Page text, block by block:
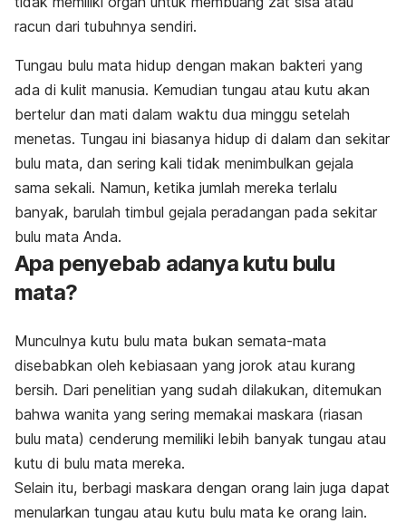
racun dari tubuhnya sendiri.
Tungau bulu mata hidup dengan makan bakteri yang
ada di kulit manusia. Kemudian tungau atau kutu akan
bertelur dan mati dalam waktu dua minggu setelah
menetas. Tungau ini biasanya hidup di dalam dan sekitar
bulu mata, dan sering kali tidak menimbulkan gejala
sama sekali. Namun, ketika jumlah mereka terlalu
banyak, barulah timbul gejala peradangan pada sekitar
bulu mata Anda.
Apa penyebab adanya kutu bulu
mata?
Munculnya kutu bulu mata bukan semata-mata
disebabkan oleh kebiasaan yang jorok atau kurang
bersih. Dari penelitian yang sudah dilakukan, ditemukan
bahwa wanita yang sering memakai maskara (riasan
bulu mata) cenderung memiliki lebih banyak tungau atau
kutu di bulu mata mereka.
Selain itu, berbagi maskara dengan orang lain juga dapat
menularkan tungau atau kutu bulu mata ke orang lain.